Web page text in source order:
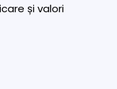
și valori